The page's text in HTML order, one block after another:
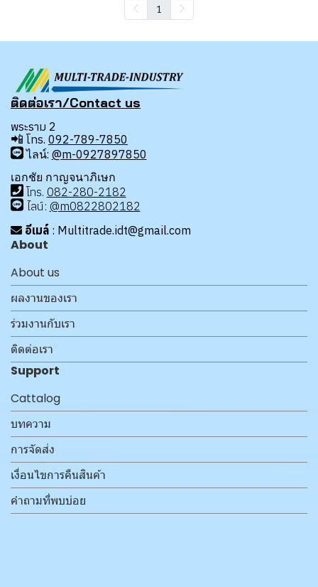
1
ติดต่อเรา/Contact us
พระราม 2
📲 โทร. 092-789-7850
ไลน์: @m-0927897850
เอกชัย กาญจนาภิเษก
โทร. 082-280-2182
ไลน์: @m0822802182
อีเมล์ : Multitrade.idt@gmail.com
About
About us
ผลงานของเรา
ร่วมงานกับเรา
ติดต่อเรา
Support
Cattalog
บทความ
การจัดส่ง
เงื่อนไขการคืนสินค้า
คำถามที่พบบ่อย